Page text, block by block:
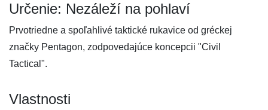
Určenie: Nezáleží na pohlaví
Prvotriedne a spoľahlivé taktické rukavice od gréckej
značky Pentagon, zodpovedajúce koncepcii "Civil
Tactical".
Vlastnosti